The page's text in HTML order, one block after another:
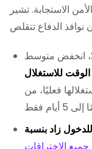
الاستجابة. تشير
فعليًا، من
زاد بنسبة